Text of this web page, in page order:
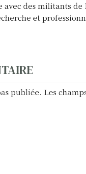
des militants
et
publiée. Les